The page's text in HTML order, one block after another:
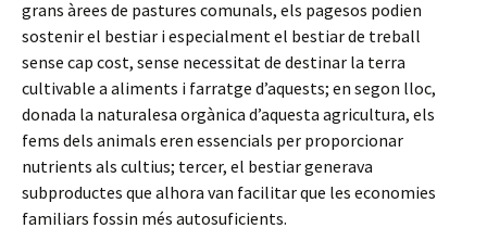
grans àrees de pastures comunals, els pagesos podien
sostenir el bestiar i especialment el bestiar de treball
sense cap cost, sense necessitat de destinar la terra
cultivable a aliments i farratge d’aquests; en segon lloc,
donada la naturalesa orgànica d’aquesta agricultura, els
fems dels animals eren essencials per proporcionar
nutrients als cultius; tercer, el bestiar generava
subproductes que alhora van facilitar que les economies
familiars fossin més autosuficients.